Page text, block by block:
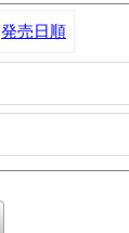
発売日順